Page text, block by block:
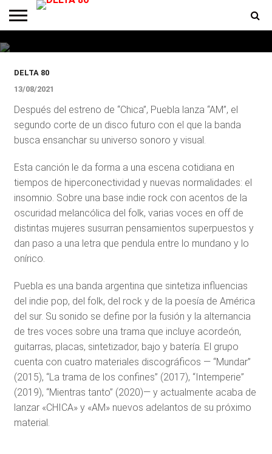
PREMIOS
PRODUCCIONES
PROGRAMACION
CONTACTO
HOMEPAGE
Puebla presenta “AM”, su nuevo
single
DELTA 80
13/08/2021
Después del estreno de “Chica”, Puebla lanza “AM”, el
segundo corte de un disco futuro con el que la banda
busca ensanchar su universo sonoro y visual.
Esta canción le da forma a una escena cotidiana en
tiempos de hiperconectividad y nuevas normalidades: el
insomnio. Sobre una base indie rock con acentos de la
oscuridad melancólica del folk, varias voces en off de
distintas mujeres susurran pensamientos superpuestos y
dan paso a una letra que pendula entre lo mundano y lo
onírico.
Puebla es una banda argentina que sintetiza influencias
del indie pop, del folk, del rock y de la poesía de América
del sur. Su sonido se define por la fusión y la alternancia
de tres voces sobre una trama que incluye acordeón,
guitarras, placas, sintetizador, bajo y batería. El grupo
cuenta con cuatro materiales discográficos — “Mundar”
(2015), “La trama de los confines” (2017), “Intemperie”
(2019), “Mientras tanto” (2020)— y actualmente acaba de
lanzar «CHICA» y «AM» nuevos adelantos de su próximo
material.